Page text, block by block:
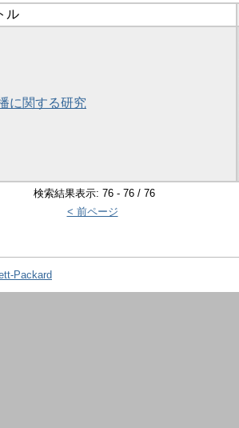
ル
に関する研究
検索結果表示: 76 - 76 / 76
< 前ページ
Packard